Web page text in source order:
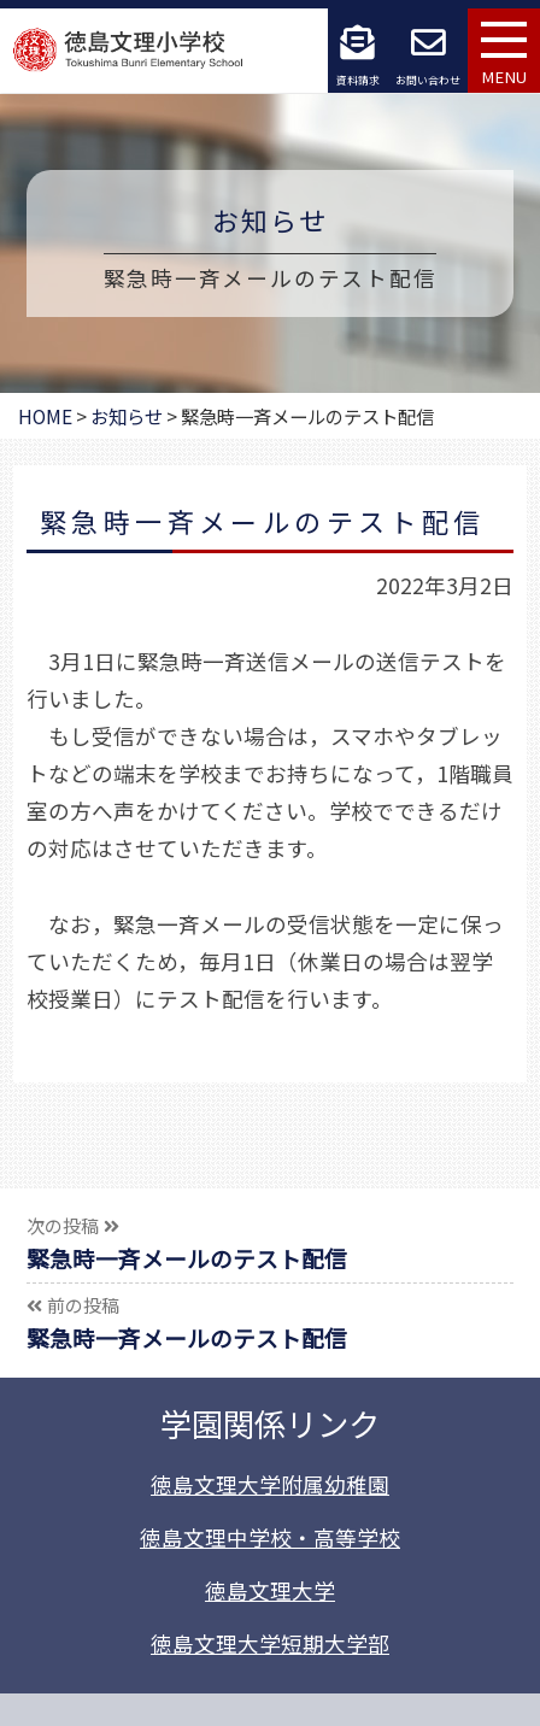
コ
ン
テ
ン
へ
ッ
資料請求 お問い合わせ MENU
お知らせ
緊急時一斉メールのテスト配信
HOME>お知らせ >緊急時一斉メールのテスト配信
緊急時一斉メールのテスト配信
2022年3月2日
3月1日に緊急時一斉送信メールの送信テストを
行いました。
もし受信ができない場合は，スマホやタブレッ
トなどの端末を学校までお持ちになって，1階職員
室の方へ声をかけてください。学校でできるだけ
の対応はさせていただきます。
なお，緊急一斉メールの受信状態を一定に保っ
ていただくため，毎月1日（休業日の場合は翌学
校授業日）にテスト配信を行います。
次の投稿
緊急時一斉メールのテスト配信
前の投稿
緊急時一斉メールのテスト配信
学園関係リンク
徳島文理大学附属幼稚園
徳島文理中学校・高等学校
徳島文理大学
徳島文理大学短期大学部